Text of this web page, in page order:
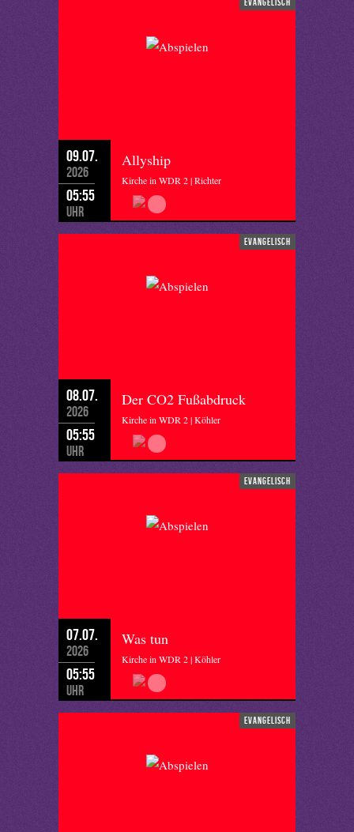
09.07.
2026
05:55
Uhr
Allyship
Kirche in WDR 2 | Richter
evangelisch
08.07.
2026
05:55
Uhr
Der CO2 Fußabdruck
Kirche in WDR 2 | Köhler
evangelisch
07.07.
2026
05:55
Uhr
Was tun
Kirche in WDR 2 | Köhler
evangelisch